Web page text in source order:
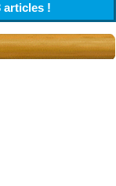
articles !